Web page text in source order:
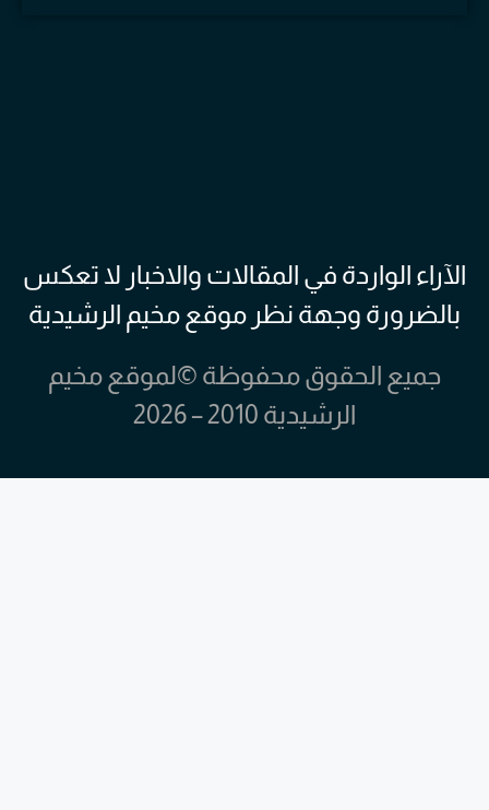
الآراء الواردة في المقالات والاخبار لا تعكس
بالضرورة وجهة نظر موقع مخيم الرشيدية
جميع الحقوق محفوظة ©لموقع مخيم
الرشيدية 2010 – 2026